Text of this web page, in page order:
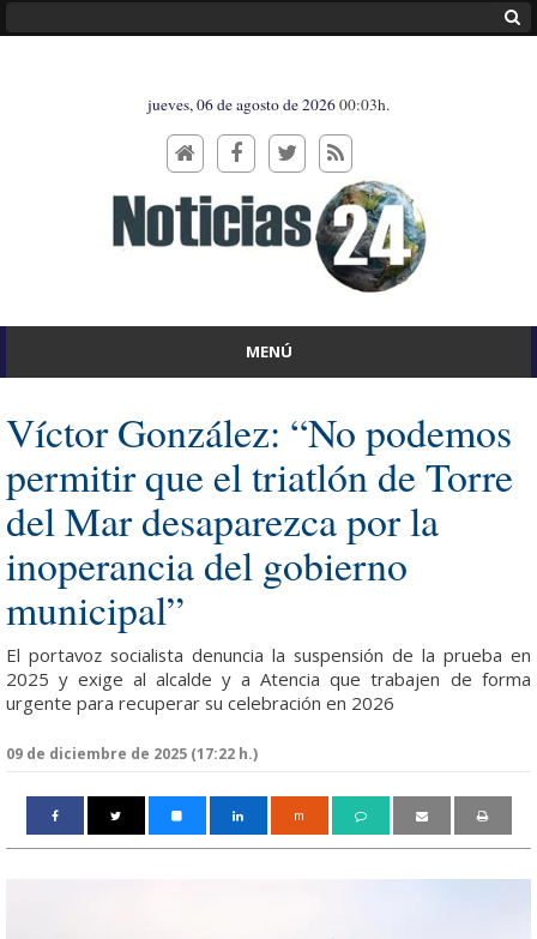
jueves, 06 de agosto de 202600:03h.
MENÚ
Víctor González: “No podemos
permitir que el triatlón de Torre
del Mar desaparezca por la
inoperancia del gobierno
municipal”
El portavoz socialista denuncia la suspensión de la prueba en
2025 y exige al alcalde y a Atencia que trabajen de forma
urgente para recuperar su celebración en 2026
09 de diciembre de 2025 (17:22 h.)
m